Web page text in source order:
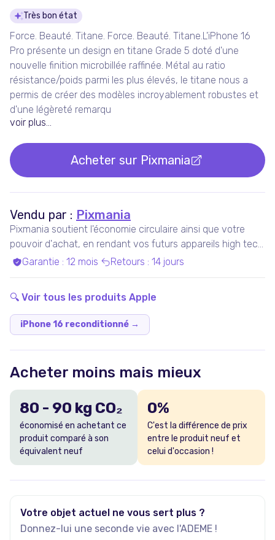
Détails du produit
Très bon état
Force. Beauté. Titane. Force. Beauté. Titane.L'iPhone 16
Pro présente un design en titane Grade 5 doté d'une
nouvelle finition microbillée raffinée. Métal au ratio
résistance/poids parmi les plus élevés, le titane nous a
permis de créer des modèles incroyable­ment robustes et
d'une légèreté remar­qu
voir plus...
Acheter sur Pixmania
Vendu par : Pixmania
Pixmania soutient l'économie circulaire ainsi que votre
pouvoir d'achat, en rendant vos futurs appareils high tech
plus accessibles que jamais, tout en maximisant leur
Garantie : 12 mois Retours : 14 jours
🔍 Voir tous les produits Apple
iPhone 16 reconditionné →
Acheter moins mais mieux
80 - 90 kg CO₂
économisé en achetant ce
produit comparé à son
équivalent neuf
0%
C'est la différence de prix
entre le produit neuf et
celui d'occasion !
Votre objet actuel ne vous sert plus ?
Donnez-lui une seconde vie avec l'ADEME !